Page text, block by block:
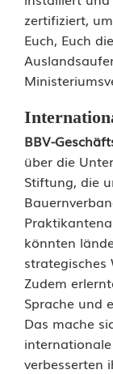
e
n
a
u
s
o
?
zertifiziert,
Euch, Euch
BBV-
über die
Stiftung, die
könnten
strategisches
Zudem
Sprache und
Das mache
verbesserten